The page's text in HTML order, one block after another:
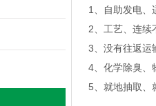
1、自助发电、
2、工艺、连续
3、没有往返运
4、化学除臭、
5、就地抽取、